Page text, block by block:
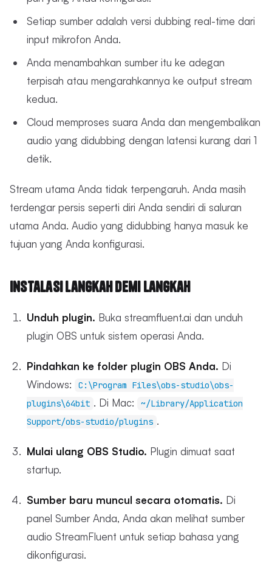
Setiap sumber adalah versi dubbing real-time dari
input mikrofon Anda.
Anda menambahkan sumber itu ke adegan
terpisah atau mengarahkannya ke output stream
kedua.
Cloud memproses suara Anda dan mengembalikan
audio yang didubbing dengan latensi kurang dari 1
detik.
Stream utama Anda tidak terpengaruh. Anda masih
terdengar persis seperti diri Anda sendiri di saluran
utama Anda. Audio yang didubbing hanya masuk ke
tujuan yang Anda konfigurasi.
Instalasi Langkah demi Langkah
Unduh plugin. Buka streamfluent.ai dan unduh
plugin OBS untuk sistem operasi Anda.
Pindahkan ke folder plugin OBS Anda. Di
Windows:
C:\Program Files\obs-studio\obs-
plugins\64bit . Di Mac:
~/Library/Application
Support/obs-studio/plugins .
Mulai ulang OBS Studio. Plugin dimuat saat
startup.
Sumber baru muncul secara otomatis. Di
panel Sumber Anda, Anda akan melihat sumber
audio StreamFluent untuk setiap bahasa yang
dikonfigurasi.